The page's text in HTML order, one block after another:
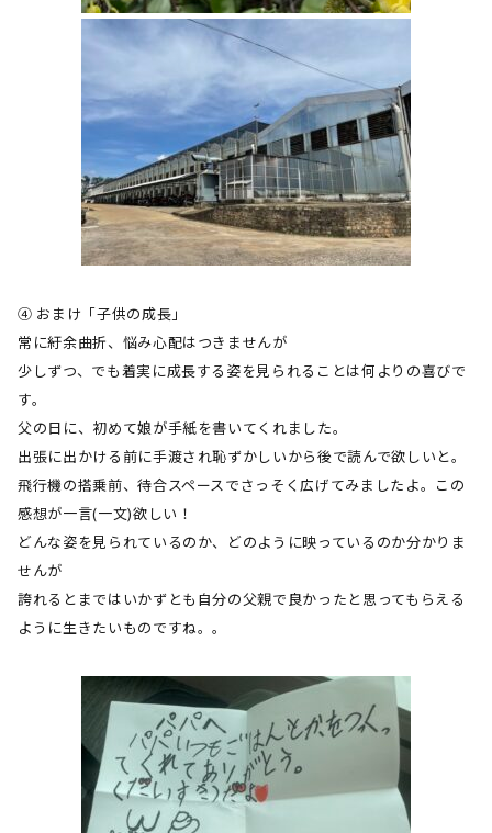
④ おまけ「子供の成長」
常に紆余曲折、悩み心配はつきませんが
少しずつ、でも着実に成長する姿を見られることは何よりの喜びで
す。
父の日に、初めて娘が手紙を書いてくれました。
出張に出かける前に手渡され恥ずかしいから後で読んで欲しいと。
飛行機の搭乗前、待合スペースでさっそく広げてみましたよ。この
感想が一言(一文)欲しい！
どんな姿を見られているのか、どのように映っているのか分かりま
せんが
誇れるとまではいかずとも自分の父親で良かったと思ってもらえる
ように生きたいものですね。。